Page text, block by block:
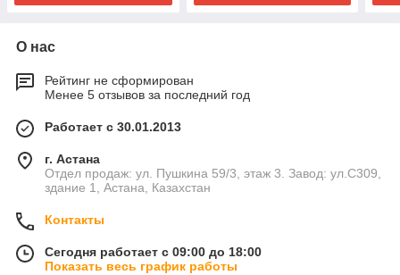
О нас
Рейтинг не сформирован
Менее 5 отзывов за последний год
Работает с 30.01.2013
г. Астана
Отдел продаж: ул. Пушкина 59/3, этаж 3. Завод: ул.С309,
здание 1, Астана, Казахстан
Контакты
Сегодня работает с 09:00 до 18:00
Показать весь график работы